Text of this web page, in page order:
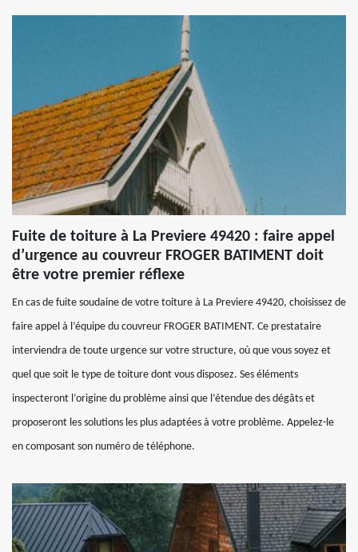
Fuite de toiture à La Previere 49420 : faire appel
d’urgence au couvreur FROGER BATIMENT doit
être votre premier réflexe
En cas de fuite soudaine de votre toiture à La Previere 49420, choisissez de
faire appel à l’équipe du couvreur FROGER BATIMENT. Ce prestataire
interviendra de toute urgence sur votre structure, où que vous soyez et
quel que soit le type de toiture dont vous disposez. Ses éléments
inspecteront l’origine du problème ainsi que l’étendue des dégâts et
proposeront les solutions les plus adaptées à votre problème. Appelez-le
en composant son numéro de téléphone.